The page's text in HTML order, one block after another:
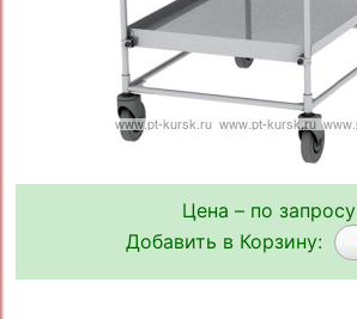
Цена – по запросу
Добавить в Корзину: